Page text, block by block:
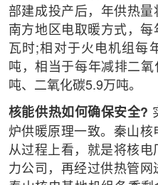
部建成投产后，年供热
南方地区电取暖方式，
瓦时;相对于火电机组每
吨，相当于每年减排二
吨、二氧化碳5.9万吨。
核能供热如何确保安全?
炉供暖原理一致。秦山核
从过程上看，就是将核
力公司，再经过供热管网